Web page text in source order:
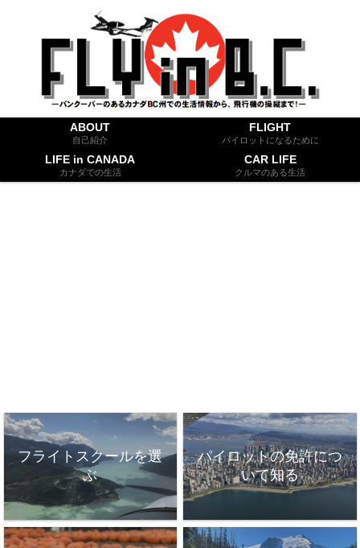
ABOUT
自己紹介
FLIGHT
パイロットになるために
LIFE in CANADA
カナダでの生活
CAR LIFE
クルマのある生活
フライトスクールを選
ぶ
パイロットの免許につ
いて知る